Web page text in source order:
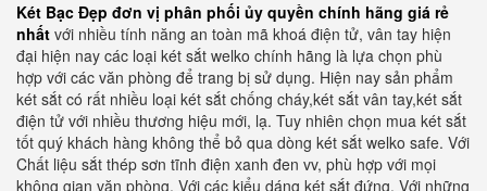
Két Bạc Đẹp đơn vị phân phối ủy quyền chính hãng giá rẻ
nhất với nhiều tính năng an toàn mã khoá điện tử, vân tay hiện
đại hiện nay các loại két sắt welko chính hãng là lựa chọn phù
hợp với các văn phòng để trang bị sử dụng. Hiện nay sản phẩm
két sắt có rất nhiều loại két sắt chống cháy,két sắt vân tay,két sắt
điện tử với nhiều thương hiệu mới, lạ. Tuy nhiên chọn mua két sắt
tốt quý khách hàng không thể bỏ qua dòng két sắt welko safe. Với
Chất liệu sắt thép sơn tĩnh điện xanh đen vv, phù hợp với mọi
không gian văn phòng. Với các kiểu dáng két sắt đứng. Với những